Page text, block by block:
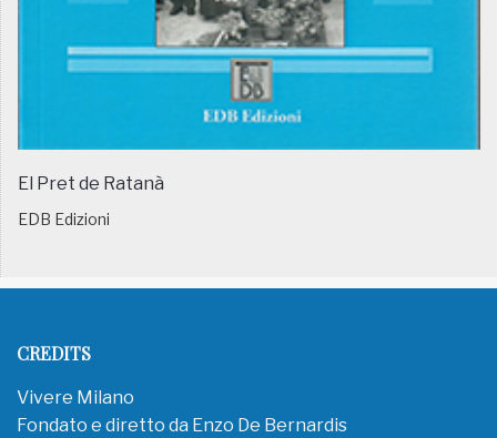
El Pret de Ratanà
EDB Edizioni
CREDITS
Vivere Milano
Fondato e diretto da Enzo De Bernardis